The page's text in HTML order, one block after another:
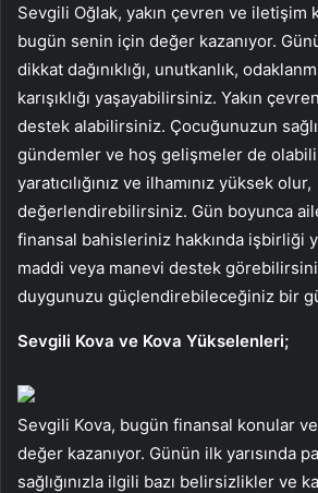
Sevgili Oğlak, yakın çevren ve iletişim
bugün senin için değer kazanıyor.
dikkat dağınıklığı, unutkanlık,
karışıklığı yaşayabilirsiniz. Yakın
destek alabilirsiniz. Çocuğunuzun
gündemler ve hoş gelişmeler de
yaratıcılığınız ve ilhamınız yüksek olur,
değerlendirebilirsiniz. Gün boyunca
finansal bahisleriniz hakkında işbirliği
maddi veya manevi destek
duygunuzu güçlendirebileceğiniz bir
Sevgili Kova ve Kova Yükselenleri;
Sevgili Kova, bugün finansal konular
değer kazanıyor. Günün ilk yarısında
sağlığınızla ilgili bazı belirsizlikler ve